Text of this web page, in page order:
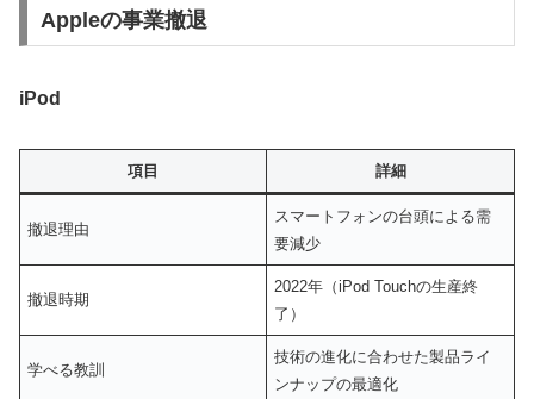
Appleの事業撤退
iPod
項目 詳細
撤退理由
スマートフォンの台頭による需
要減少
撤退時期
2022年（iPod Touchの生産終
了）
学べる教訓
技術の進化に合わせた製品ライ
ンナップの最適化